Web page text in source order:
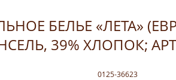
БЕЛЬЕ «ЛЕТА»
39% ХЛОПОК;
0125-36623